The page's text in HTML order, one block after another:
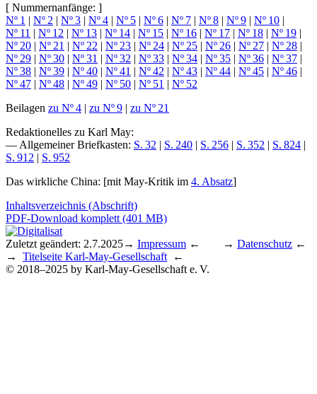
[ Nummernanfänge: ]
Nº 1 | Nº 2 | Nº 3 | Nº 4 | Nº 5 | Nº 6 | Nº 7 | Nº 8 | Nº 9 | Nº 10 |
Nº 11 | Nº 12 | Nº 13 | Nº 14 | Nº 15 | Nº 16 | Nº 17 | Nº 18 | Nº 19 |
Nº 20 | Nº 21 | Nº 22 | Nº 23 | Nº 24 | Nº 25 | Nº 26 | Nº 27 | Nº 28 |
Nº 29 | Nº 30 | Nº 31 | Nº 32 | Nº 33 | Nº 34 | Nº 35 | Nº 36 | Nº 37 |
Nº 38 | Nº 39 | Nº 40 | Nº 41 | Nº 42 | Nº 43 | Nº 44 | Nº 45 | Nº 46 |
Nº 47 | Nº 48 | Nº 49 | Nº 50 | Nº 51 | Nº 52
Beilagen zu Nº 4 | zu Nº 9 | zu Nº 21
Redaktionelles zu Karl May:
— Allgemeiner Briefkasten: S. 32 | S. 240 | S. 256 | S. 352 | S. 824 |
S. 912 | S. 952
Das wirkliche China: [mit May-Kritik im 4. Absatz]
Inhaltsverzeichnis (Abschrift)
PDF-Download komplett (401 MB)
Zuletzt geändert: 2.7.2025→ Impressum ← → Datenschutz ←
→ Titelseite Karl-May-Gesellschaft ←
© 2018–2025 by Karl-May-Gesellschaft e. V.